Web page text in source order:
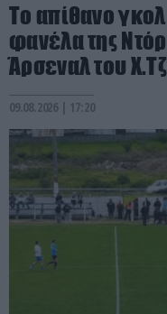
Το απίθανο
φανέλα της
Άρσεναλ του
09.08.2026 | 17:20